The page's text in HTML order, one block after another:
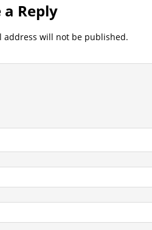
a Reply
address will not be published.